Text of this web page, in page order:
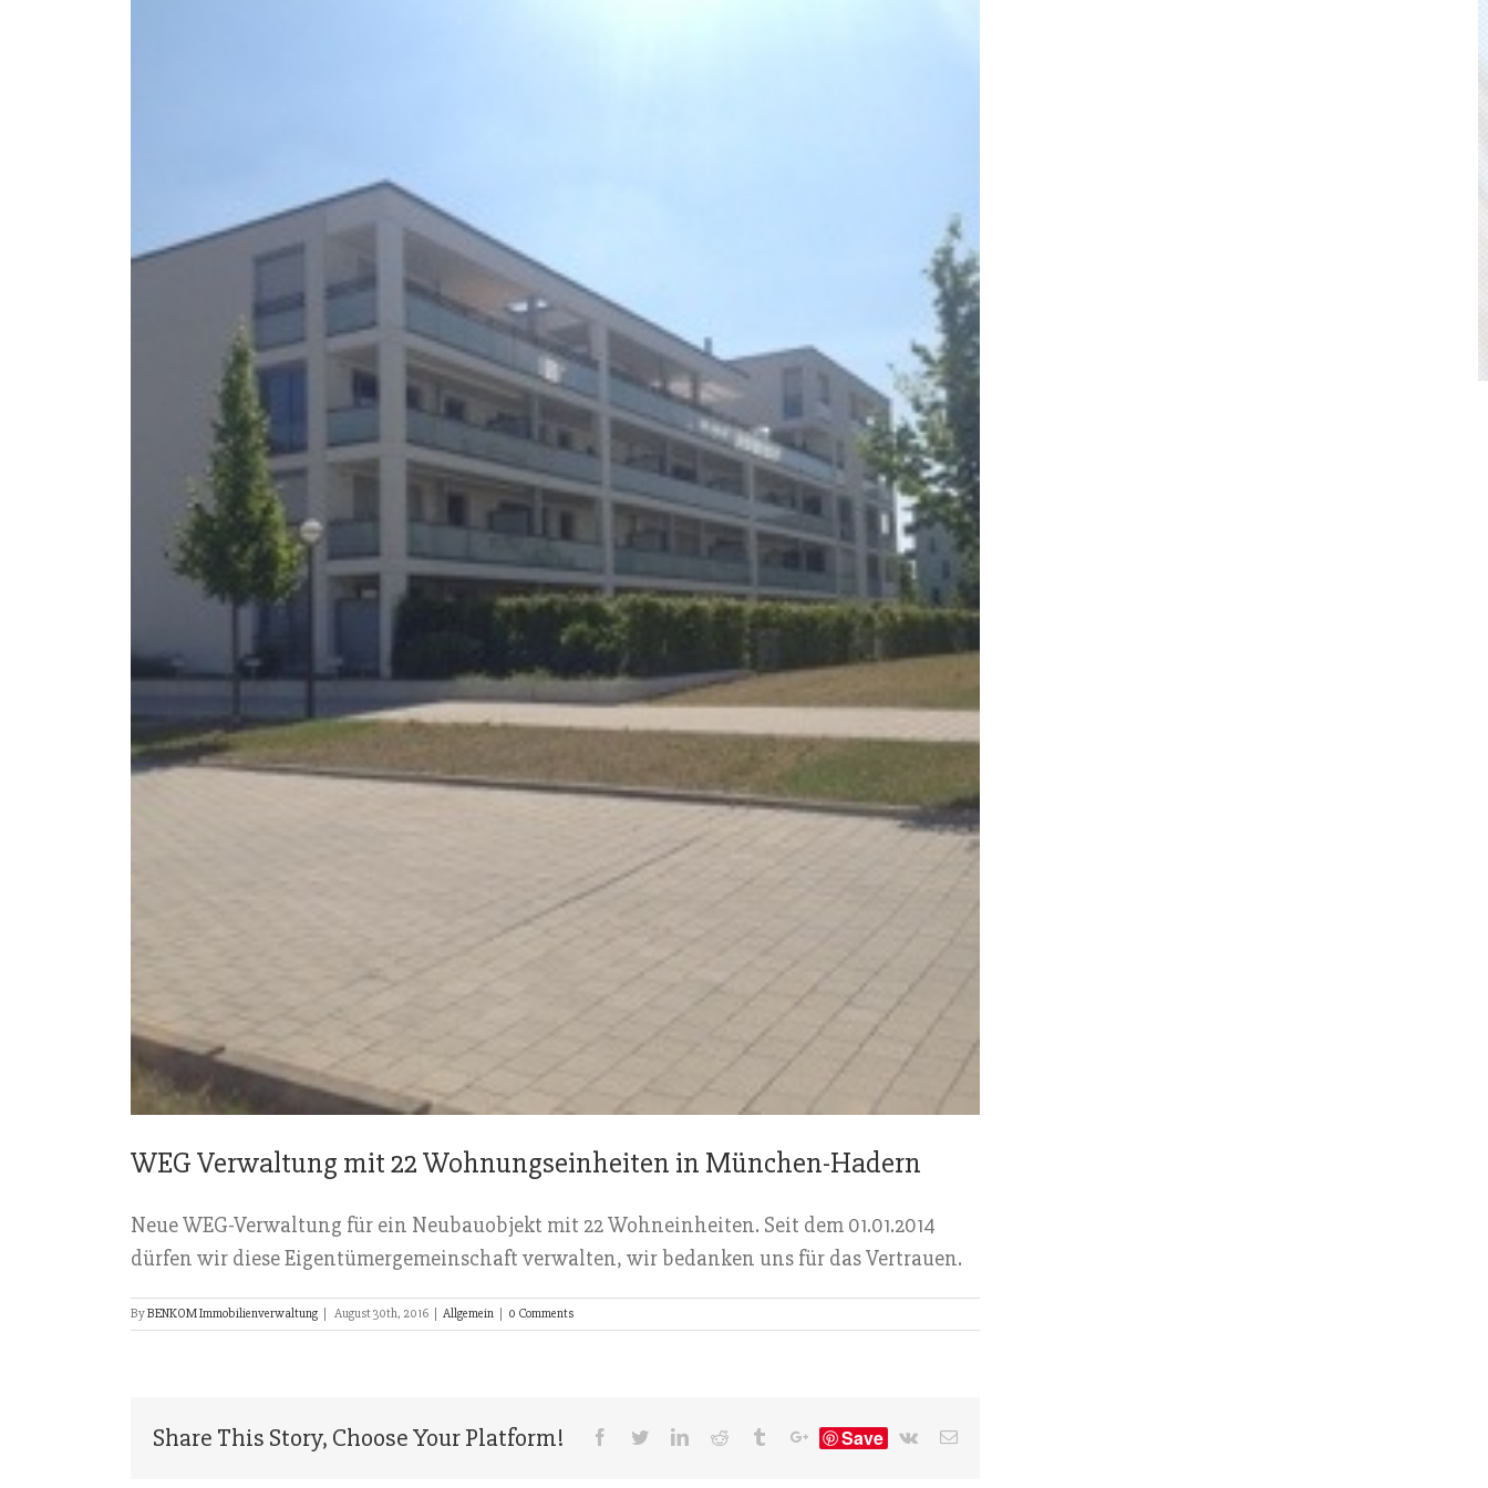
WEG Verwaltung mit 22 Wohnungseinheiten in München-Hadern
Neue WEG-Verwaltung für ein Neubauobjekt mit 22 Wohneinheiten. Seit dem 01.01.2014
dürfen wir diese Eigentümergemeinschaft verwalten, wir bedanken uns für das Vertrauen.
ByBENKOM Immobilienverwaltung | August 30th, 2016 | Allgemein | 0 Comments
Share This Story, Choose Your Platform! Facebook
TwitterLinkedinReddit TumblrGoogle+
Save Vk Email